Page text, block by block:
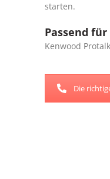
starten.
Passend
Kenwood
Die